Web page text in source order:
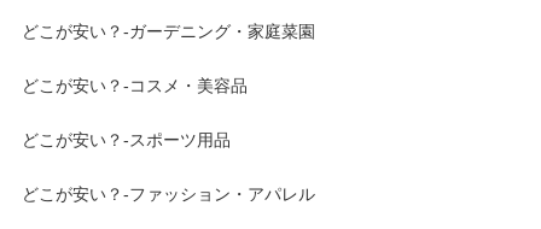
どこが安い？-ガーデニング・家庭菜園
どこが安い？-コスメ・美容品
どこが安い？-スポーツ用品
どこが安い？-ファッション・アパレル